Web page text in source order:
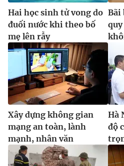
Hai học sinh tử vong do
đuối nước khi theo bố
mẹ lên rẫy
Bãi
Xây dựng không gian
mạng an toàn, lành
mạnh, nhân văn
Hà
độ